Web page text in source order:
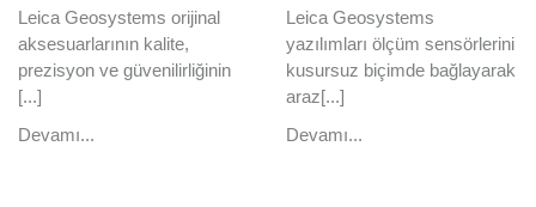
Leica Geosystems orijinal
aksesuarlarının kalite,
prezisyon ve güvenilirliğinin
[...]
Devamı...
Leica Geosystems
yazılımları ölçüm sensörlerini
kusursuz biçimde bağlayarak
araz[...]
Devamı...